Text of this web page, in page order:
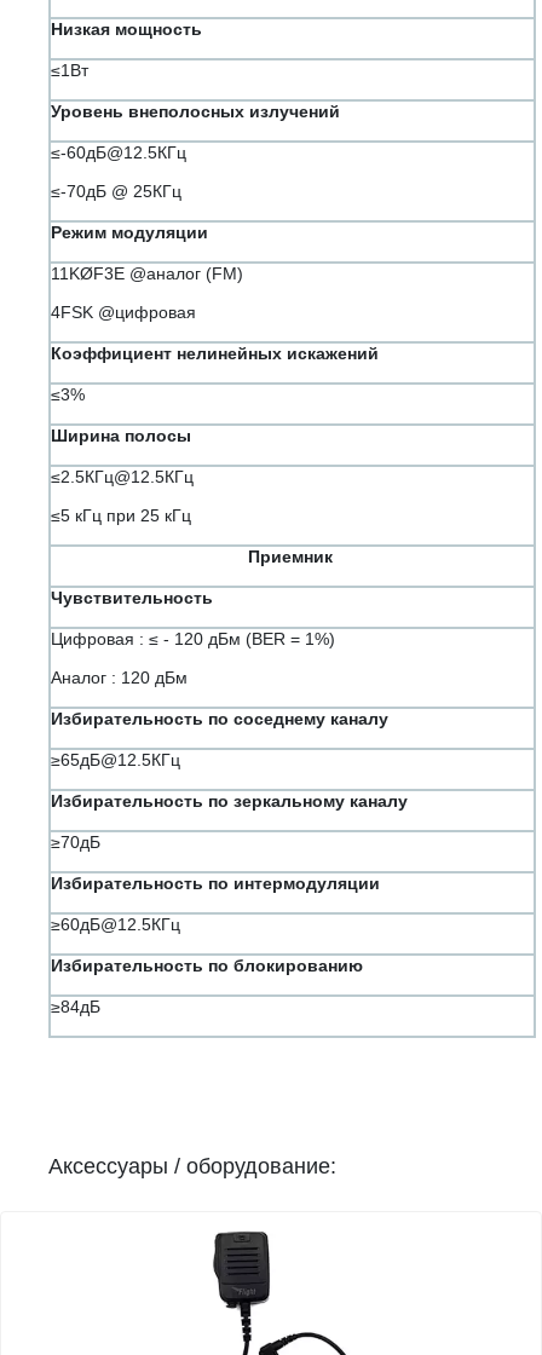
Низкая мощность
≤1Вт
Уровень внеполосных излучений
≤-60дБ@12.5КГц
≤-70дБ @ 25КГц
Режим модуляции
11KØF3E @аналог (FM)
4FSK @цифровая
Коэффициент нелинейных искажений
≤3%
Ширина полосы
≤2.5КГц@12.5КГц
≤5 кГц при 25 кГц
Приемник
Чувствительность
Цифровая : ≤ - 120 дБм (BER = 1%)
Аналог : 120 дБм
Избирательность по соседнему каналу
≥65дБ@12.5КГц
Избирательность по зеркальному каналу
≥70дБ
Избирательность по интермодуляции
≥60дБ@12.5КГц
Избирательность по блокированию
≥84дБ
Аксессуары / оборудование: